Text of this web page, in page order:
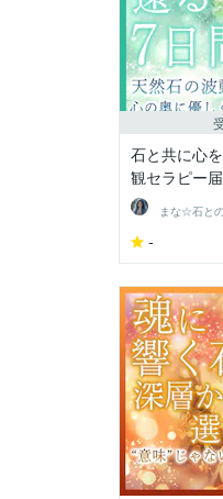
石と共に心
観セラピー
-